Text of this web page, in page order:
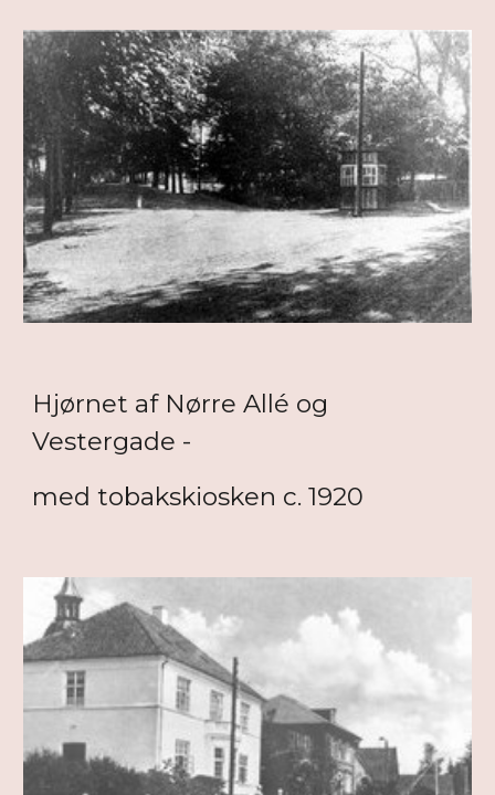
Hjørnet af Nørre Allé og
Vestergade -
med tobakskiosken c. 1920